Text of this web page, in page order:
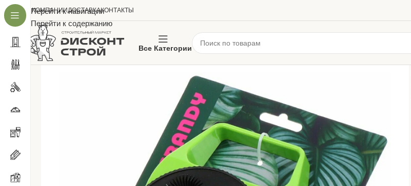
Перейти к навигации
Перейти к содержанию
О КОМПАНИИДОСТАВКАКОНТАКТЫ
Все Категории